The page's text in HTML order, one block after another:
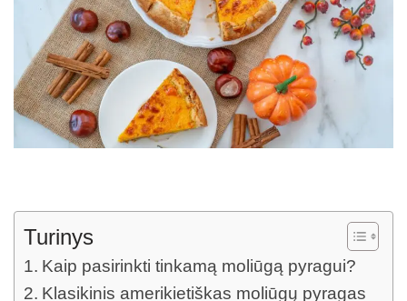
Turinys
Kaip pasirinkti tinkamą moliūgą pyragui?
Klasikinis amerikietiškas moliūgų pyragas